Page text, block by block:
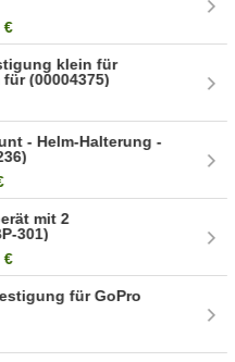
€
klein für
(00004375)
- Helm-Halterung -
mit 2
301)
€
für GoPro